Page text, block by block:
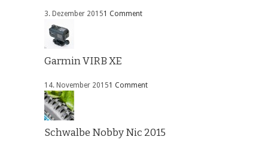
3. Dezember 20151 Comment
Garmin VIRB XE
14. November 20151 Comment
Schwalbe Nobby Nic 2015